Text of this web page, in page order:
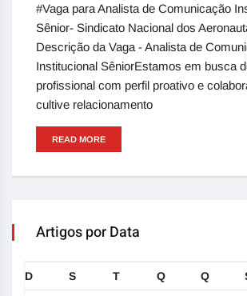
#Vaga para Analista de Comunicação
Sênior- Sindicato Nacional dos
Descrição da Vaga - Analista de
Institucional SêniorEstamos em busca
profissional com perfil proativo e
cultive relacionamento
READ MORE
Artigos por Data
D S T Q Q